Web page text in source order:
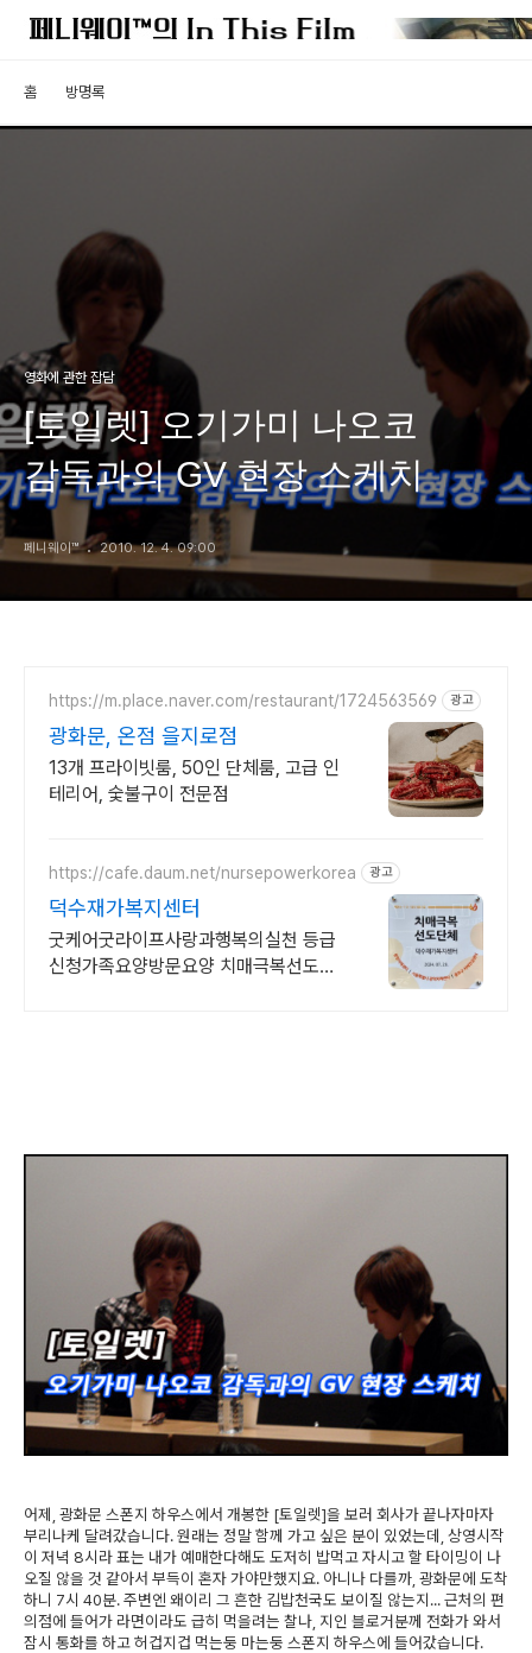
홈 방명록
영화에 관한 잡담
[토일렛] 오기가미 나오코
감독과의 GV 현장 스케치
페니웨이™ 2010. 12. 4. 09:00
https://m.place.naver.com/restaurant/1724563569 광고
광화문, 온점 을지로점
13개 프라이빗룸, 50인 단체룸, 고급 인
테리어, 숯불구이 전문점
https://cafe.daum.net/nursepowerkorea 광고
덕수재가복지센터
굿케어굿라이프사랑과행복의실천 등급
신청가족요양방문요양 치매극복선도단
어제, 광화문 스폰지 하우스에서 개봉한 [토일렛]을 보러 회사가 끝나자마자
부리나케 달려갔습니다. 원래는 정말 함께 가고 싶은 분이 있었는데, 상영시작
이 저녁 8시라 표는 내가 예매한다해도 도저히 밥먹고 자시고 할 타이밍이 나
오질 않을 것 같아서 부득이 혼자 가야만했지요. 아니나 다를까, 광화문에 도착
하니 7시 40분. 주변엔 왜이리 그 흔한 김밥천국도 보이질 않는지... 근처의 편
의점에 들어가 라면이라도 급히 먹을려는 찰나, 지인 블로거분께 전화가 와서
잠시 통화를 하고 허겁지겁 먹는둥 마는둥 스폰지 하우스에 들어갔습니다.